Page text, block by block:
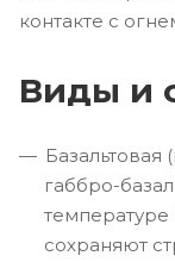
контакте с
Виды и
Базальтовая
габбро-
температуре
сохраняют